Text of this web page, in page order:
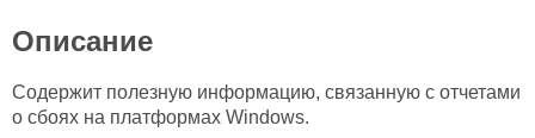
Описание
Содержит полезную информацию, связанную с отчетами
о сбоях на платформах Windows.